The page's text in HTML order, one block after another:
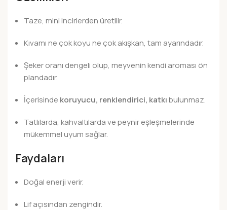
Taze, mini incirlerden üretilir.
Kıvamı ne çok koyu ne çok akışkan, tam ayarındadır.
Şeker oranı dengeli olup, meyvenin kendi aroması ön
plandadır.
İçerisinde koruyucu, renklendirici, katkıbulunmaz.
Tatlılarda, kahvaltılarda ve peynir eşleşmelerinde
mükemmel uyum sağlar.
Faydaları
Doğal enerji verir.
Lif açısından zengindir.